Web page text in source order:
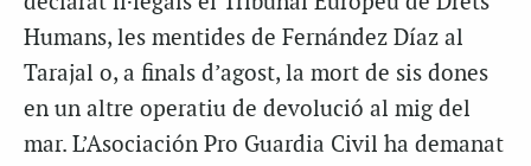
Humans, les mentides de Fernández Díaz al
Tarajal o, a finals d’agost, la mort de sis dones
en un altre operatiu de devolució al mig del
mar. L’Asociación Pro Guardia Civil ha demanat